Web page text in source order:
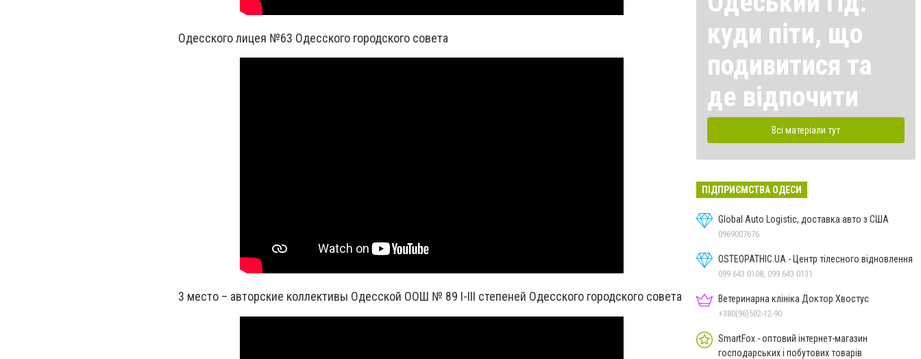
Одесского лицея №63 Одесского городского совета
3 место – авторские коллективы Одесской ООШ № 89 І-ІІІ степеней Одесского городского совета
куди піти, що
подивитися та
де відпочити
Всі матеріали тут
ПІДПРИЄМСТВА ОДЕСИ
Global Auto Logistic, доставка авто з США
0969007676
OSTEOPATHIC.UA - Центр тілесного відновлення
099 643 0108, 099 643 0131
Ветеринарна клініка Доктор Хвостус
+380(96)502-12-90
SmartFox - оптовий інтернет-магазин
господарських і побутових товарів